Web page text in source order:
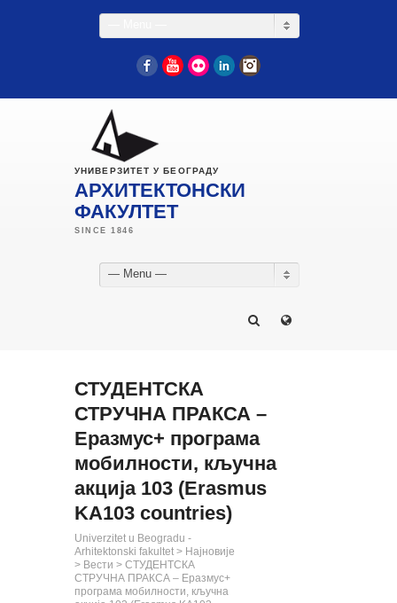
FacebookYouTube
Flickr LinkedIn
УНИВЕРЗИТЕТ У БЕОГРАДУ
АРХИТЕКТОНСКИ
ФАКУЛТЕТ
— Menu —
СТУДЕНТСКА
СТРУЧНА ПРАКСА –
Еразмус+ програма
мобилности, кључна
акција 103 (Erasmus
KA103 countries)
Univerzitet u Beogradu -
Arhitektonski fakultet > Најновије
> Вести > СТУДЕНТСКА
СТРУЧНА ПРАКСА – Еразмус+
програма мобилности, кључна